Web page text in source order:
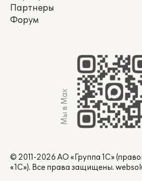
Партнеры
Форум
Мы в Max
© 2011-2026 АО «Группа 1С»
«1С»). Все права защищены.